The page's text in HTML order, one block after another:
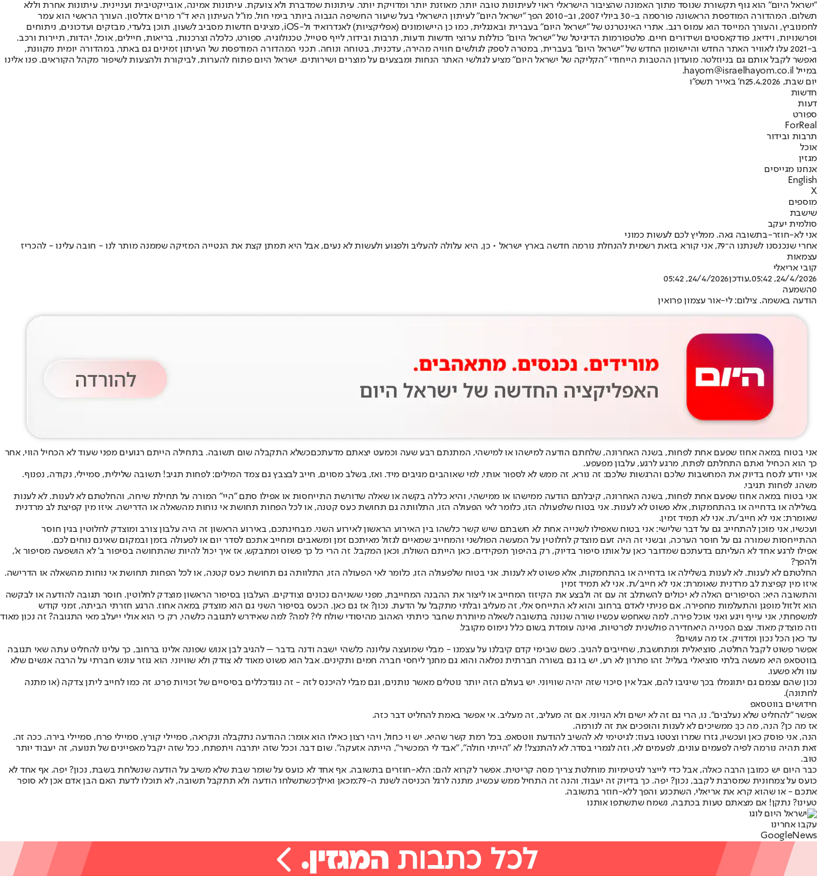
"ישראל היום" הוא גוף תקשורת שנוסד מתוך האמונה שהציבור הישראלי ראוי לעיתונות טובה יותר, מאוזנת יותר ומדויקת יותר. עיתונות שמדברת ולא צועקת. עיתונות אמינה, אובייקטיבית ועניינית. עיתונות אחרת וללא
תשלום. המהדורה המודפסת הראשונה פורסמה ב-30 ביולי 2007, וב-2010 הפך "ישראל היום" לעיתון הישראלי בעל שיעור החשיפה הגבוה ביותר בימי חול. מו"ל העיתון היא ד"ר מרים אדלסון. העורך הראשי הוא עמר
לחמנוביץ, והעורך המייסד הוא עמוס רגב. אתרי האינטרנט של "ישראל היום" בעברית ובאנגלית, כמו כן היישומונים (אפליקציות) לאנדרואיד ול-iOS, מציגים חדשות מסביב לשעון, תוכן בלעדי, מבזקים ועדכונים, ניתוחים
ופרשנויות, וידיאו, פודקאסטים ושידורים חיים. פלטפורמות הדיגיטל של "ישראל היום" כוללות ערוצי חדשות ודעות, תרבות ובידור, לייף סטייל, טכנולוגיה, ספורט, כלכלה וצרכנות, בריאות, חיילים, אוכל, יהדות, תיירות ורכב.
ב-2021 עלו לאוויר האתר החדש והיישומון החדש של "ישראל היום" בעברית, במטרה לספק לגולשים חוויה מהירה, עדכנית, בטוחה ונוחה. תכני המהדורה המודפסת של העיתון זמינים גם באתר, במהדורה יומית מקוונת,
ואפשר לקבל אותם גם בניוזלטר. מועדון ההטבות הייחודי "הקליקה של ישראל היום" מציע לגולשי האתר הנחות ומבצעים על מוצרים ושירותים. ישראל היום פתוח להערות, לביקורת ולהצעות לשיפור מקהל הקוראים. פנו אלינו
במייל hayom@israelhayom.co.il.
יום שבת, 25.4.2026
ח' באייר תשפ"ו
חדשות
דעות
ספורט
ForReal
תרבות ובידור
אוכל
מגזין
אנחנו מגייסים
English
X
מוספים
שישבת
סולמית יעקב
אני לא-חוזר-בתשובה גאה. ממליץ לכם לעשות כמוני
אחרי שנכנסנו לשנתנו ה־79, אני קורא בזאת רשמית להנחלת נורמה חדשה בארץ ישראל • כן, היא עלולה להעליב ולפגוע ולעשות לא נעים, אבל היא תמתן קצת את הנטייה המזיקה שממנה מותר לנו - חובה עלינו - להכריז
עצמאות
קובי אריאלי
24/4/2026, 05:42
,עודכן24/4/2026, 05:42
0השמעה
הודעה באשמה. צילום: לי-אור עצמון פרואין
אני בטוח במאה אחוז שפעם אחת לפחות, בשנה האחרונה, שלחתם הודעה למישהו או למישהי, המתנתם רבע שעה וכמעט יצאתם מדעתכםכשלא התקבלה שום תשובה. בתחילה הייתם רגועים מפני שעוד לא הכחיל הווי, אחר
כך הוא הכחיל ואתם התחלתם לפתח, מרגע לרגע, עלבון מפעפע.
אני יודע לנסח בדיוק את המחשבות שלכם והרגשות שלכם: זה נורא, זה ממש לא לספור אותי, למי שאוהבים מגיבים מיד. ואז, בשלב מסוים, חייב לבצבץ גם צמד המילים: לפחות תגיב! תשובה שלילית, סמיילי, נקודה, נפנוף.
משהו. לפחות תגיבי.
אני בטוח במאה אחוז שפעם אחת לפחות, בשנה האחרונה, קיבלתם הודעה ממישהו או ממישהי, והיא כללה בקשה או שאלה שדורשת התייחסות או אפילו סתם "היי" המורה על תחילת שיחה, והחלטתם לא לענות. לא לענות
בשלילה או בדחייה או בהתחמקות, אלא פשוט לא לענות. אני בטוח שלפעולה הזו, כלומר לאי הפעולה הזו, התלוותה גם תחושת כעס קטנה, או לכל הפחות תחושת אי נוחות מהשאלה או הדרישה. איזו מין קפיצת לב מרדנית
שאומרת: אני לא חייב/ת. אני לא תמיד זמין.
ועכשיו, אני מוכן להתחייב גם על דבר שלישי: אני בטוח שאפילו לשנייה אחת לא חשבתם שיש קשר כלשהו בין האירוע הראשון לאירוע השני. מבחינתכם, באירוע הראשון זה היה עלבון צורב ומוצדק לחלוטין בגין חוסר
ההתייחסות שמורה גם על חוסר הערכה, ובשני זה היה זעם מוצדק לחלוטין על המעשה הפולשני והמחייב שמאיים לגזול מאיתכם זמן ומשאבים ומחייב אתכם לסדר יום או לפעולה בזמן ובמקום שאינם נוחים לכם.
אפילו לרגע אחד לא העליתם בדעתכם שמדובר כאן על אותו סיפור בדיוק, רק בהיפוך תפקידים. כאן הייתם השולח, וכאן המקבל. זה הרי כל כך פשוט ומתבקש, אז איך יכול להיות שהתחושה בסיפור ב' לא הושפעה מסיפור א',
ולהפך?
החלטתם לא לענות. לא לענות בשלילה או בדחייה או בהתחמקות, אלא פשוט לא לענות. אני בטוח שלפעולה הזו, כלומר לאי הפעולה הזו, התלוותה גם תחושת כעס קטנה, או לכל הפחות תחושת אי נוחות מהשאלה או הדרישה.
איזו מין קפיצת לב מרדנית שאומרת: אני לא חייב/ת. אני לא תמיד זמין
והתשובה היא: הסיפורים האלה לא יכולים להשתלב זה עם זה ולבצע את הקיזוז המחייב או ליצור את ההבנה המחייבת, מפני ששניהם נכונים וצודקים. העלבון בסיפור הראשון מוצדק לחלוטין. חוסר תגובה להודעה או לבקשה
הוא זלזול מופגן והתעלמות מחפירה. אם פניתי לאדם ברחוב והוא לא התייחס אלי, זה מעליב ובלתי מתקבל על הדעת. נכון? אז גם כאן. הכעס בסיפור השני גם הוא מוצדק במאה אחוז. הרגע חזרתי הביתה, זמני קודש
למשפחתי, אני עייף ויגע ואני אוכל פירה. למה שאחפש עכשיו שורה שנונה בתשובה לשאלה מיותרת שחבר כיתתי האהוב מהיסודי שולח לי? למה? למה שאידרש לתגובה כלשהי, רק כי הוא אולי ייעלב מאי התגובה? זה נכון מאוד
וזה מוצדק מאוד. עצם הפנייה היאחדירה פולשנית לפרטיות, ואינה עומדת בשום כלל נימוס מקובל.
עד כאן הכל נכון ומדויק. אז מה עושים?
אפשר פשוט לקבל החלטה, סוציאלית ומתחשבת, שחייבים להגיב. כשם שבימי קדם קיבלנו על עצמנו - מבלי שמועצה עליונה כלשהי ישבה ודנה בדבר – להגיב לבן אנוש שפונה אלינו ברחוב, כך עלינו להחליט עתה שאי תגובה
בווטסאפ היא מעשה בלתי סוציאלי בעליל. זהו פתרון לא רע, יש בו גם בשורה חברתית נפלאה והוא גם מחנך ליחסי חברה חמים ותקינים. אבל הוא פשוט מאוד לא צודק ולא שוויוני. הוא גוזר עונש חברתי על הרבה אנשים שלא
עוו ולא פשעו.
נכון שהם עצמם גם יתוגמלו בכך שיגיבו להם, אבל אין סיכוי שזה יהיה שוויוני. יש בעולם הזה יותר נוטלים מאשר נותנים, וגם מבלי להיכנס לזה - זה נוגדכללים בסיסיים של זכויות פרט. זה כמו לחייב ליתן צדקה (או מתנה
לחתונה).
חידושים בווטסאפ
אפשר "להחליט שלא נעלבים". נו, הרי גם זה לא ישים ולא הגיוני. אם זה מעליב, זה מעליב. אי אפשר באמת להחליט דבר כזה.
אז מה כן? הנה, מה כן: ממשיכים לא לענות והופכים את זה לנורמה.
הנה, אני פוסק כאן ועכשיו, גזרו שמרו וצטטו בעוז: לגיטימי לא להשיב להודעת ווטסאפ. בכל רמת קשר שהיא. יש וי כחול, ויהי רצון כאילו הוא אומר: ההודעה נתקבלה ונקראה, סמיילי קורץ, סמיילי פרח, סמיילי בירה. ככה זה.
זאת תהיה נורמה לפיה לפעמים עונים, לפעמים לא, וזה לגמרי בסדר. לא להתנצל! לא "הייתי חולה", "אבד לי המכשיר", הייתה אזעקה". שום דבר. וככל שזה יתרבה ויתפתח, ככל שזה יקבל מאפיינים של תנועה, זה יעבוד יותר
טוב.
כבר היום יש כמובן הרבה כאלה, אבל כדי לייצר לגיטימיות מוחלטת צריך מסה קריטית. אפשר לקרוא להם: הלא-חוזרים בתשובה. אף אחד לא כועס על שומר שבת שלא משיב על הודעה שנשלחת בשבת, נכון? יפה. אף אחד לא
כועס על צמחונית שמסרבת לקבב, נכון? יפה. כך בדיוק זה יעבוד, והנה זה התחיל ממש עכשיו, מתנה לרגל הכניסה לשנת ה-79:
מכאן ואילךכשתשלחו הודעה ולא תתקבל תשובה, לא תוכלו לדעת האם הבן אדם אכן לא סופר
אתכם - או שהוא קרא את אריאלי, השתכנע והפך ללא-חוזר בתשובה.
טעינו? נתקן! אם מצאתם טעות בכתבה, נשמח שתשתפו אותנו
עקבו אחרינו
Googl eNews